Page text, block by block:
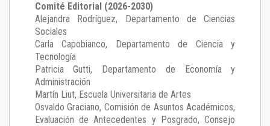
Comité Editorial (2026-2030)
Alejandra Rodríguez, Departamento de Ciencias
Sociales
Carla Capobianco, Departamento de Ciencia y
Tecnología
Patricia Gutti, Departamento de Economía y
Administración
Martín Liut, Escuela Universitaria de Artes
Osvaldo Graciano, Comisión de Asuntos Académicos,
Evaluación de Antecedentes y Posgrado, Consejo